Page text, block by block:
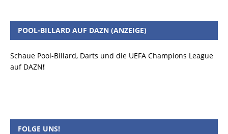
POOL-BILLARD AUF DAZN (ANZEIGE)
Schaue Pool-Billard, Darts und die UEFA Champions League
auf DAZN!
FOLGE UNS!